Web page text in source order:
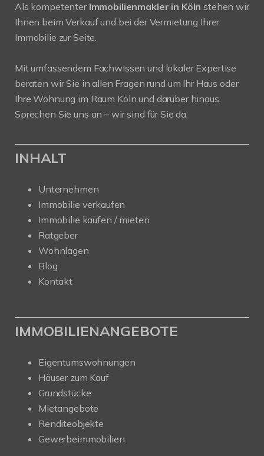
Als kompetenter Immobilienmakler in Köln stehen wir
Ihnen beim Verkauf und bei der Vermietung Ihrer
Immobilie zur Seite.
Mit umfassendem Fachwissen und lokaler Expertise
beraten wir Sie in allen Fragen rund um Ihr Haus oder
Ihre Wohnung im Raum Köln und darüber hinaus.
Sprechen Sie uns an – wir sind für Sie da.
INHALT
Unternehmen
Immobilie verkaufen
Immobilie kaufen / mieten
Ratgeber
Wohnlagen
Blog
Kontakt
IMMOBILIENANGEBOTE
Eigentumswohnungen
Häuser zum Kauf
Grundstücke
Mietangebote
Renditeobjekte
Gewerbeimmobilien